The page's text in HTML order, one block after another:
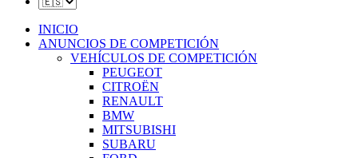
INICIO
ANUNCIOS DE COMPETICIÓN
VEHÍCULOS DE COMPETICIÓN
PEUGEOT
CITROËN
RENAULT
BMW
MITSUBISHI
SUBARU